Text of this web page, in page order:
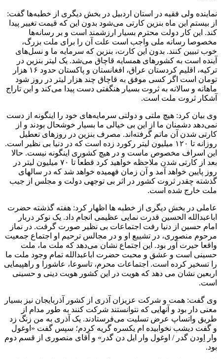
نماینده ولی فقیه در استان اردبیل در بخش دیگری از خطبه‌ها گفت:
از بیستم این ماه بنزین کارتی می‌شود بدون این که قیمت تغییر پیدا
کند. این کار دولت محترم بسیار ارزشمند است و بر رسانه‌ها
مخصوصا رسانه ملی واجب است علت آن را برای ملت بزرگ،
خوب تبیین کنند. بدون این کارت، بنزین که سرمایه ما و نسل‌های
آینده است به کشورهای همسایه قاچاق می‌شد. یک لیتر بنزین در
ترکیه، اقلیم کردستان عراق، افغانستان و پاکستان حدود ۱۶ هزار
تومان است اگر کسی موفق به قاچاق چند هزار لیتر در روز شود
ماهانه و سالانه به ثروت بسیار هنگفتی دست پیدا می‌کند و این تاراج
آشکار ثروت ملت است.
وی بیان کرد: هیچ ملتی و دولتی سرمایه‌های خود را اینگونه از دست
نمی‌دهد دشمنان ما از این بی خیالی ما بسیار خوشحال بودند و از
کارتی شدن آن ماتم گرفته‌اند. مصرف بنزین در روزهای تعطیل
روزانه تا ۱۲۰ میلیون لیتر رکورد زده است که در دنیا بی نظیر است.
این اسراف مخصوص ماست و در هیچ کشوری اینگونه نیست. حالا
بعد از کارتی شدن ملاحظه خواهید کرد قطعاً تا ۷۰ میلیون لیتر در
روز پایین خواهد آمد و آن زمان فهمیده خواهد شد که در سالهای
گذشته چقدر ثروت کشور در اثر بی توجهی دولت و مجلس از جیب
ملت خارج شده است.
عاملی در بخش دیگری از خطبه ها اظهار کرد: هفته گذشته حضرت
اباعبدالله الحسین قدرت نمایی عظیمی انجام داد. یک نوکر دربار
امام حسین از دنیا رفت اجتماعات بی نظیر صورت گرفت. در نماز
مرحوم منصوری، در تشییع او و در مجالس ترحیم او اجتماع جمعیت
واقعا حیرت آور بود. این اجتماع نشان می‌دهد که ملت ما، ملت
حسینی است و عشق و محبت حضرت اباعبدالله تمام وجود ملت ما
را تسخیر کرده است. اجتماعات محرم، تاسوعا، عاشورا و راهپیمایی
اربعین نشان می دهد که هویت در این کشور هویت دینی و حسینی
است.
وی گفت: همت و شرکت عزیزان آذری از کشور آذربایجان نیز بسیار
معنی دار بود و آنهایی که نتوانستند شرکت کنند به طور مدام از
طریق واتساپ عرض تسلیت می‌فرستادند. یک آذری به من زنگ زد
و گفت دیشب نخوابیده ام یکسره گریه کردم؛ سپس گفت «اوغول
وار اِودن گدر / اوغول وار ایل دن گدر» و آقای منصوری از قسم دوم
بود.